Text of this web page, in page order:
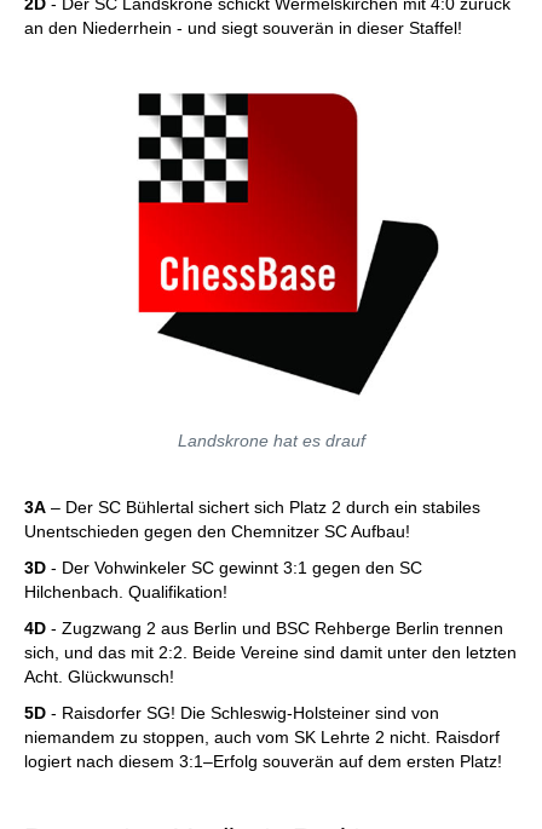
an den Niederrhein - und siegt souverän in dieser Staffel!
Landskrone hat es drauf
3A – Der SC Bühlertal sichert sich Platz 2 durch ein stabiles
Unentschieden gegen den Chemnitzer SC Aufbau!
3D - Der Vohwinkeler SC gewinnt 3:1 gegen den SC
Hilchenbach. Qualifikation!
4D - Zugzwang 2 aus Berlin und BSC Rehberge Berlin trennen
sich, und das mit 2:2. Beide Vereine sind damit unter den letzten
Acht. Glückwunsch!
5D - Raisdorfer SG! Die Schleswig-Holsteiner sind von
niemandem zu stoppen, auch vom SK Lehrte 2 nicht. Raisdorf
logiert nach diesem 3:1–Erfolg souverän auf dem ersten Platz!